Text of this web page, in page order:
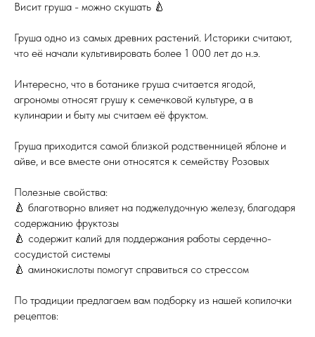
Висит груша - можно скушать 🍐
Груша одно из самых древних растений. Историки считают,
что её начали культивировать более 1 000 лет до н.э.
Интересно, что в ботанике груша считается ягодой,
агрономы относят грушу к семечковой культуре, а в
кулинарии и быту мы считаем её фруктом.
Груша приходится самой близкой родственницей яблоне и
айве, и все вместе они относятся к семейству Розовых
Полезные свойства:
🍐 благотворно влияет на поджелудочную железу, благодаря
содержанию фруктозы
🍐 содержит калий для поддержания работы сердечно-
сосудистой системы
🍐 аминокислоты помогут справиться со стрессом
По традиции предлагаем вам подборку из нашей копилочки
рецептов: